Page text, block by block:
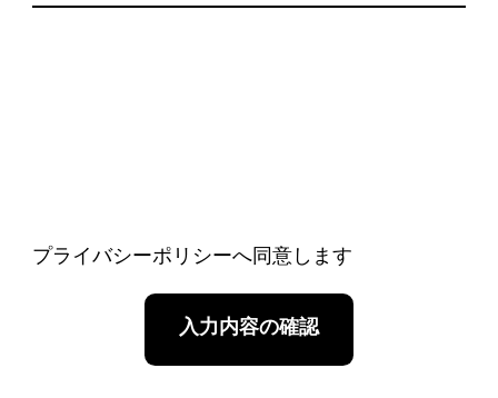
プライバシーポリシーへ同意します